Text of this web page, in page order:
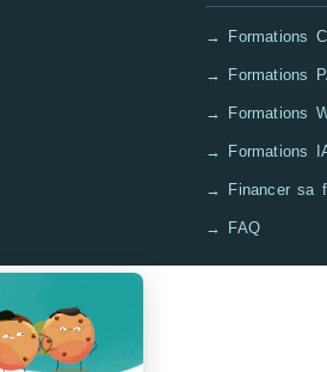
→ Formations
→ Formations
→ Formations
→ Formations
→ Financer sa
→ FAQ